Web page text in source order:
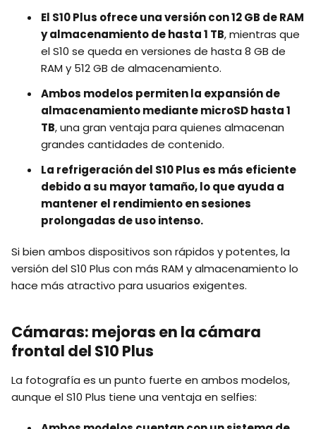
El S10 Plus ofrece una versión con 12 GB de RAM
y almacenamiento de hasta 1 TB, mientras que
el S10 se queda en versiones de hasta 8 GB de
RAM y 512 GB de almacenamiento.
Ambos modelos permiten la expansión de
almacenamiento mediante microSD hasta 1
TB, una gran ventaja para quienes almacenan
grandes cantidades de contenido.
La refrigeración del S10 Plus es más eficiente
debido a su mayor tamaño, lo que ayuda a
mantener el rendimiento en sesiones
prolongadas de uso intenso.
Si bien ambos dispositivos son rápidos y potentes, la
versión del S10 Plus con más RAM y almacenamiento lo
hace más atractivo para usuarios exigentes.
Cámaras: mejoras en la cámara
frontal del S10 Plus
La fotografía es un punto fuerte en ambos modelos,
aunque el S10 Plus tiene una ventaja en selfies: